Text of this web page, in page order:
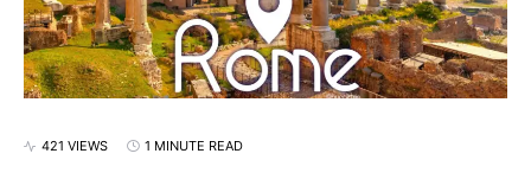
421 VIEWS 1 MINUTE READ